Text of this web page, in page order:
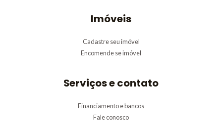
Imóveis
Cadastre seu imóvel
Encomende se imóvel
Serviços e contato
Financiamento e bancos
Fale conosco